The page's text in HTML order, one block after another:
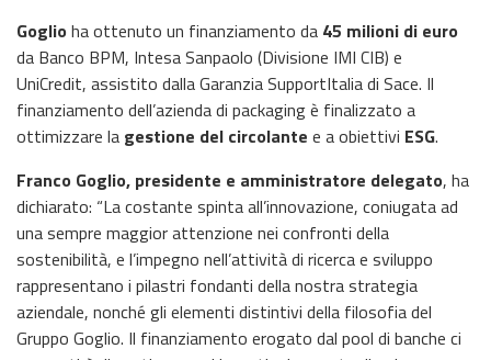
Goglio ha ottenuto un finanziamento da 45 milioni di euro
da Banco BPM, Intesa Sanpaolo (Divisione IMI CIB) e
UniCredit, assistito dalla Garanzia SupportItalia di Sace. Il
finanziamento dell’azienda di packaging è finalizzato a
ottimizzare la gestione del circolante e a obiettivi ESG.
Franco Goglio, presidente e amministratore delegato, ha
dichiarato: “La costante spinta all’innovazione, coniugata ad
una sempre maggior attenzione nei confronti della
sostenibilità, e l’impegno nell’attività di ricerca e sviluppo
rappresentano i pilastri fondanti della nostra strategia
aziendale, nonché gli elementi distintivi della filosofia del
Gruppo Goglio. Il finanziamento erogato dal pool di banche ci